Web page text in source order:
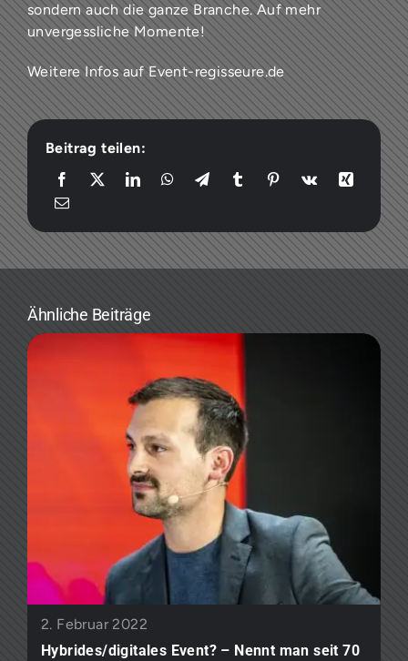
sondern auch die ganze Branche. Auf mehr
unvergessliche Momente!
Weitere Infos auf Event-regisseure.de
Beitrag teilen:
Ähnliche Beiträge
2. Februar 2022
Hybrides/digitales Event? – Nennt man seit 70